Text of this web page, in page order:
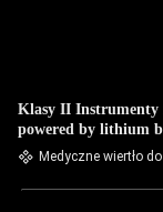
Klasy II Instrumenty
powered by lithium
Medyczne wiertło